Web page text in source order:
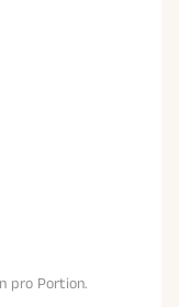
pro Portion.